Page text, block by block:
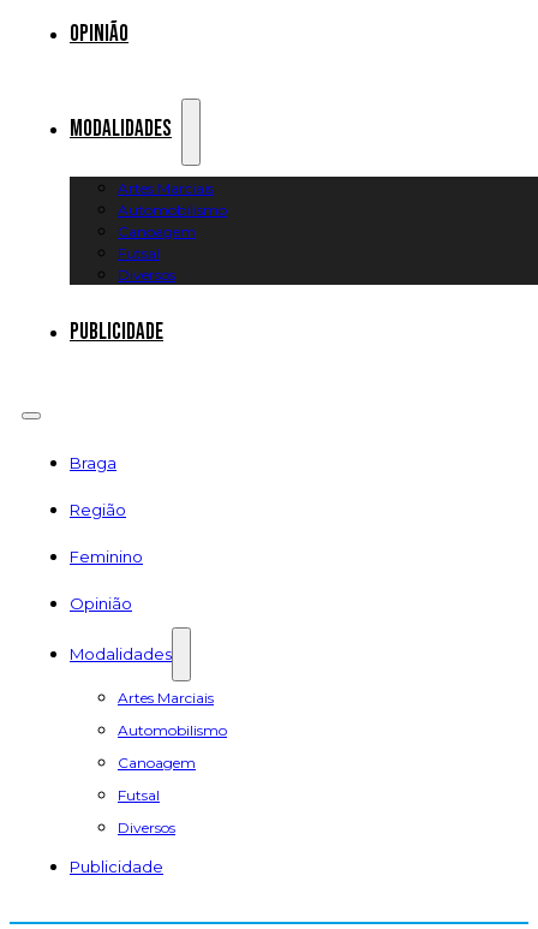
Opinião
Modalidades
Artes Marciais
Automobilismo
Canoagem
Futsal
Diversos
Publicidade
Braga
Região
Feminino
Opinião
Modalidades
Artes Marciais
Automobilismo
Canoagem
Futsal
Diversos
Publicidade